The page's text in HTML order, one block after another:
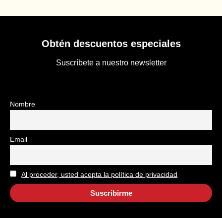
Obtén descuentos especiales
Suscríbete a nuestro newsletter
Nombre
Email
Al proceder, usted acepta la política de privacidad